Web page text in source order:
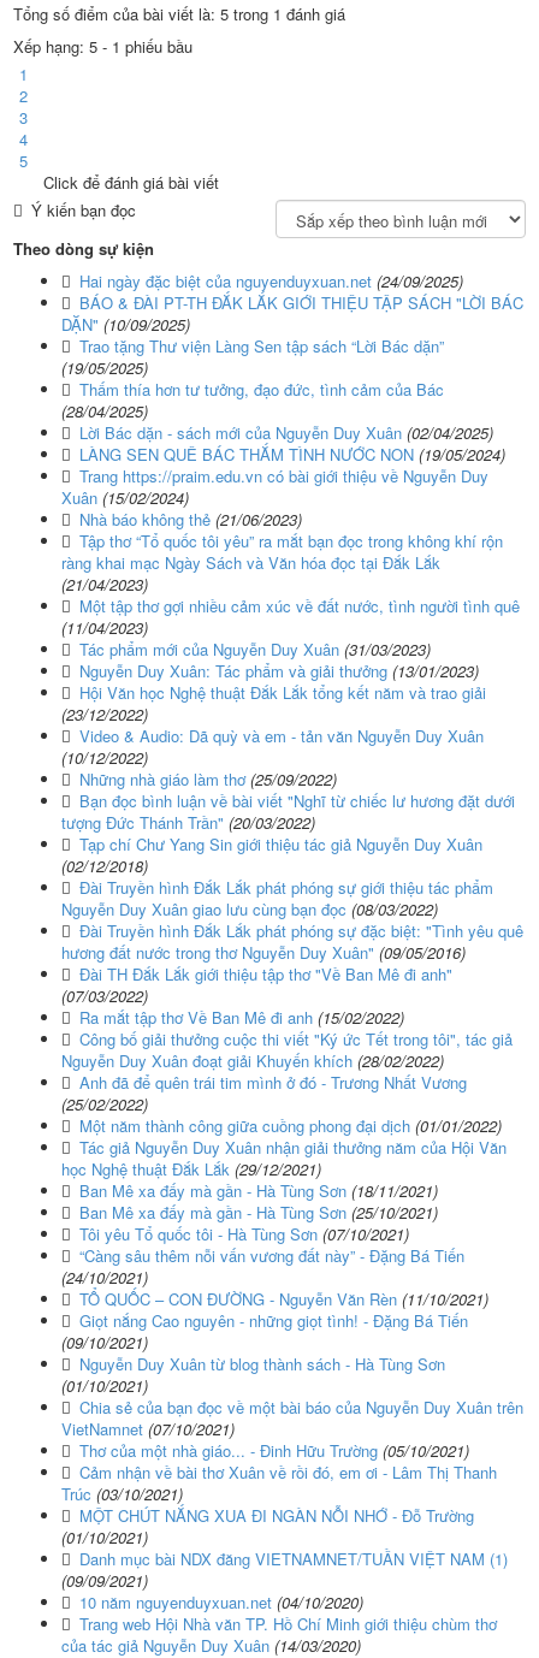
Tổng số điểm của bài viết là: 5 trong 1 đánh giá
Xếp hạng: 5 - 1 phiếu bầu
1
2
3
4
5
Click để đánh giá bài viết
Ý kiến bạn đọc
Theo dòng sự kiện
Hai ngày đặc biệt của nguyenduyxuan.net (24/09/2025)
BÁO & ĐÀI PT-TH ĐẮK LẮK GIỚI THIỆU TẬP SÁCH "LỜI BÁC
DẶN" (10/09/2025)
Trao tặng Thư viện Làng Sen tập sách “Lời Bác dặn”
(19/05/2025)
Thấm thía hơn tư tưởng, đạo đức, tình cảm của Bác
(28/04/2025)
Lời Bác dặn - sách mới của Nguyễn Duy Xuân (02/04/2025)
LÀNG SEN QUÊ BÁC THẮM TÌNH NƯỚC NON (19/05/2024)
Trang https://praim.edu.vn có bài giới thiệu về Nguyễn Duy
Xuân (15/02/2024)
Nhà báo không thẻ (21/06/2023)
Tập thơ “Tổ quốc tôi yêu” ra mắt bạn đọc trong không khí rộn
ràng khai mạc Ngày Sách và Văn hóa đọc tại Đắk Lắk
(21/04/2023)
Một tập thơ gợi nhiều cảm xúc về đất nước, tình người tình quê
(11/04/2023)
Tác phẩm mới của Nguyễn Duy Xuân (31/03/2023)
Nguyễn Duy Xuân: Tác phẩm và giải thưởng (13/01/2023)
Hội Văn học Nghệ thuật Đắk Lắk tổng kết năm và trao giải
(23/12/2022)
Video & Audio: Dã quỳ và em - tản văn Nguyễn Duy Xuân
(10/12/2022)
Những nhà giáo làm thơ (25/09/2022)
Bạn đọc bình luận về bài viết "Nghĩ từ chiếc lư hương đặt dưới
tượng Đức Thánh Trần" (20/03/2022)
Tạp chí Chư Yang Sin giới thiệu tác giả Nguyễn Duy Xuân
(02/12/2018)
Đài Truyền hình Đắk Lắk phát phóng sự giới thiệu tác phẩm
Nguyễn Duy Xuân giao lưu cùng bạn đọc (08/03/2022)
Đài Truyền hình Đắk Lắk phát phóng sự đặc biệt: "Tình yêu quê
hương đất nước trong thơ Nguyễn Duy Xuân" (09/05/2016)
Đài TH Đắk Lắk giới thiệu tập thơ "Về Ban Mê đi anh"
(07/03/2022)
Ra mắt tập thơ Về Ban Mê đi anh (15/02/2022)
Công bố giải thưởng cuộc thi viết "Ký ức Tết trong tôi", tác giả
Nguyễn Duy Xuân đoạt giải Khuyến khích (28/02/2022)
Anh đã để quên trái tim mình ở đó - Trương Nhất Vương
(25/02/2022)
Một năm thành công giữa cuồng phong đại dịch (01/01/2022)
Tác giả Nguyễn Duy Xuân nhận giải thưởng năm của Hội Văn
học Nghệ thuật Đắk Lắk (29/12/2021)
Ban Mê xa đấy mà gần - Hà Tùng Sơn (18/11/2021)
Ban Mê xa đấy mà gần - Hà Tùng Sơn (25/10/2021)
Tôi yêu Tổ quốc tôi - Hà Tùng Sơn (07/10/2021)
“Càng sâu thêm nỗi vấn vương đất này” - Đặng Bá Tiến
(24/10/2021)
TỔ QUỐC – CON ĐƯỜNG - Nguyễn Văn Rèn (11/10/2021)
Giọt nắng Cao nguyên - những giọt tình! - Đặng Bá Tiến
(09/10/2021)
Nguyễn Duy Xuân từ blog thành sách - Hà Tùng Sơn
(01/10/2021)
Chia sẻ của bạn đọc về một bài báo của Nguyễn Duy Xuân trên
VietNamnet (07/10/2021)
Thơ của một nhà giáo... - Đinh Hữu Trường (05/10/2021)
Cảm nhận về bài thơ Xuân về rồi đó, em ơi - Lâm Thị Thanh
Trúc (03/10/2021)
MỘT CHÚT NẮNG XUA ĐI NGÀN NỖI NHỚ - Đỗ Trường
(01/10/2021)
Danh mục bài NDX đăng VIETNAMNET/TUẦN VIỆT NAM (1)
(09/09/2021)
10 năm nguyenduyxuan.net (04/10/2020)
Trang web Hội Nhà văn TP. Hồ Chí Minh giới thiệu chùm thơ
của tác giả Nguyễn Duy Xuân (14/03/2020)